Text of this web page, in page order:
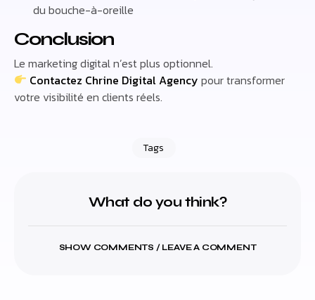
du bouche-à-oreille
Conclusion
Le marketing digital n’est plus optionnel.
Contactez Chrine Digital Agency pour transformer
votre visibilité en clients réels.
Tags
What do you think?
SHOW COMMENTS / LEAVE A COMMENT